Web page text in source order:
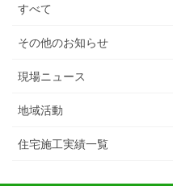
すべて
その他のお知らせ
現場ニュース
地域活動
住宅施工実績一覧